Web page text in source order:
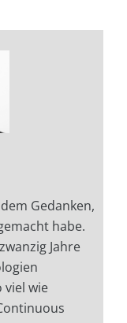
Gedanken,
habe.
Jahre
viel wie